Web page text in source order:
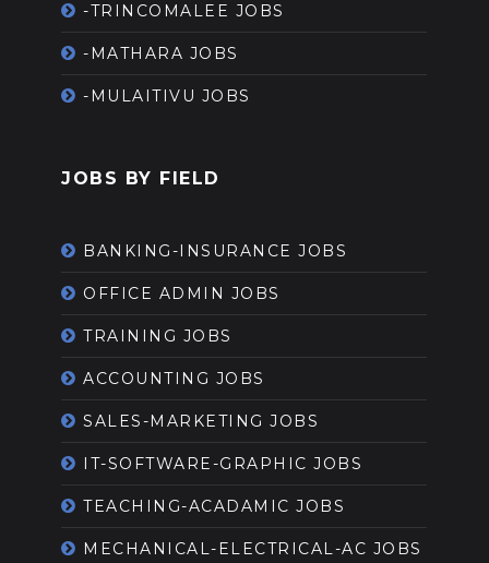
-TRINCOMALEE JOBS
-MATHARA JOBS
-MULAITIVU JOBS
JOBS BY FIELD
BANKING-INSURANCE JOBS
OFFICE ADMIN JOBS
TRAINING JOBS
ACCOUNTING JOBS
SALES-MARKETING JOBS
IT-SOFTWARE-GRAPHIC JOBS
TEACHING-ACADAMIC JOBS
MECHANICAL-ELECTRICAL-AC JOBS